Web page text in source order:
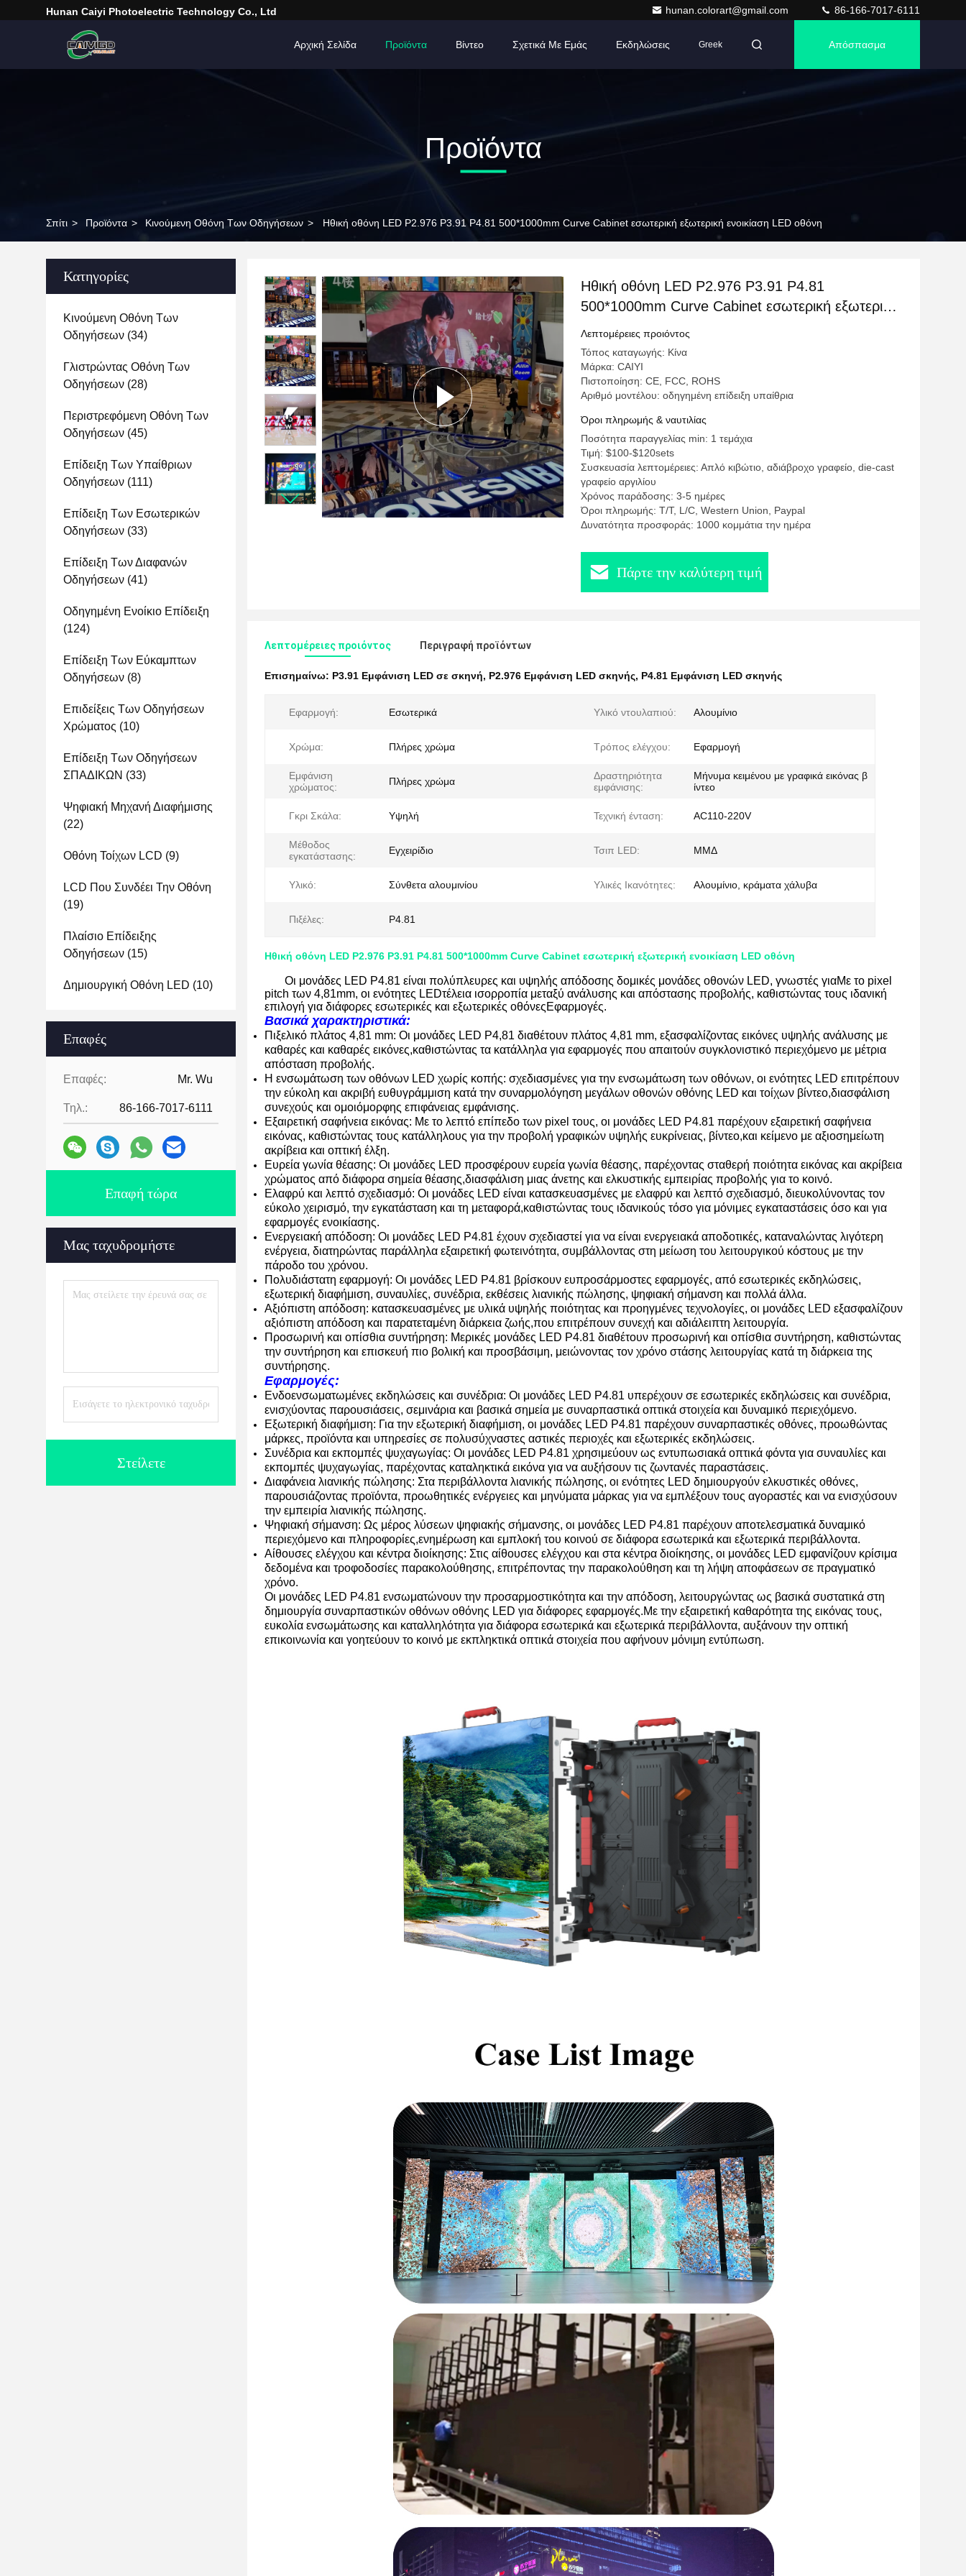
Hunan Caiyi Photoelectric Technology Co., Ltd hunan.colorart@gmail.com 86-166-7017-6111
Αρχική Σελίδα Προϊόντα Βίντεο Σχετικά Με Εμάς Εκδηλώσεις Greek Απόσπασμα
Προϊόντα
Σπίτι > Προϊόντα > Κινούμενη Οθόνη Των Οδηγήσεων > Ηθική οθόνη LED P2.976 P3.91 P4.81 500*1000mm Curve Cabinet εσωτερική εξωτερική ενοικίαση LED οθόνη
Κατηγορίες
Κινούμενη Οθόνη Των
Οδηγήσεων (34)
Γλιστρώντας Οθόνη Των
Οδηγήσεων (28)
Περιστρεφόμενη Οθόνη Των
Οδηγήσεων (45)
Επίδειξη Των Υπαίθριων
Οδηγήσεων (111)
Επίδειξη Των Εσωτερικών
Οδηγήσεων (33)
Επίδειξη Των Διαφανών
Οδηγήσεων (41)
Οδηγημένη Ενοίκιο Επίδειξη
(124)
Επίδειξη Των Εύκαμπτων
Οδηγήσεων (8)
Επιδείξεις Των Οδηγήσεων
Χρώματος (10)
Επίδειξη Των Οδηγήσεων
ΣΠΑΔΙΚΩΝ (33)
Ψηφιακή Μηχανή Διαφήμισης
(22)
Οθόνη Τοίχων LCD (9)
LCD Που Συνδέει Την Οθόνη
(19)
Πλαίσιο Επίδειξης
Οδηγήσεων (15)
Δημιουργική Οθόνη LED (10)
Επαφές
Επαφές: Mr. Wu
Τηλ.: 86-166-7017-6111
Επαφή τώρα
Μας ταχυδρομήστε
Στείλετε
Ηθική οθόνη LED P2.976 P3.91 P4.81
500*1000mm Curve Cabinet εσωτερική εξωτερική
ενοικίαση LED οθόνη
Λεπτομέρειες προιόντος
Τόπος καταγωγής: Κίνα
Μάρκα: CAIYI
Πιστοποίηση: CE, FCC, ROHS
Αριθμό μοντέλου: οδηγημένη επίδειξη υπαίθρια
Όροι πληρωμής & ναυτιλίας
Ποσότητα παραγγελίας min: 1 τεμάχια
Τιμή: $100-$120sets
Συσκευασία λεπτομέρειες: Απλό κιβώτιο, αδιάβροχο γραφείο, die-cast
γραφείο αργιλίου
Χρόνος παράδοσης: 3-5 ημέρες
Όροι πληρωμής: T/T, L/C, Western Union, Paypal
Δυνατότητα προσφοράς: 1000 κομμάτια την ημέρα
Πάρτε την καλύτερη τιμή
Λεπτομέρειες προιόντος Περιγραφή προϊόντων
Επισημαίνω: P3.91 Εμφάνιση LED σε σκηνή, P2.976 Εμφάνιση LED σκηνής, P4.81 Εμφάνιση LED σκηνής
Εφαρμογή: Εσωτερικά Υλικό ντουλαπιού: Αλουμίνιο
Χρώμα: Πλήρες χρώμα Τρόπος ελέγχου: Εφαρμογή
Εμφάνιση
χρώματος:
Πλήρες χρώμα
Δραστηριότητα
εμφάνισης:
Μήνυμα κειμένου με γραφικά εικόνας β
ίντεο
Γκρι Σκάλα: Υψηλή Τεχνική ένταση: AC110-220V
Μέθοδος
εγκατάστασης:
Εγχειρίδιο Τσιπ LED: ΜΜΔ
Υλικό: Σύνθετα αλουμινίου Υλικές Ικανότητες: Αλουμίνιο, κράματα χάλυβα
Πιξέλες: P4.81
Ηθική οθόνη LED P2.976 P3.91 P4.81 500*1000mm Curve Cabinet εσωτερική εξωτερική ενοικίαση LED οθόνη
Οι μονάδες LED P4.81 είναι πολύπλευρες και υψηλής απόδοσης δομικές μονάδες οθονών LED, γνωστές γιαΜε το pixel
pitch των 4,81mm, οι ενότητες LEDτέλεια ισορροπία μεταξύ ανάλυσης και απόστασης προβολής, καθιστώντας τους ιδανική
επιλογή για διάφορες εσωτερικές και εξωτερικές οθόνεςΕφαρμογές.
Βασικά χαρακτηριστικά:
Πιξελικό πλάτος 4,81 mm: Οι μονάδες LED P4,81 διαθέτουν πλάτος 4,81 mm, εξασφαλίζοντας εικόνες υψηλής ανάλυσης με
καθαρές και καθαρές εικόνες,καθιστώντας τα κατάλληλα για εφαρμογές που απαιτούν συγκλονιστικό περιεχόμενο με μέτρια
απόσταση προβολής.
Η ενσωμάτωση των οθόνων LED χωρίς κοπής: σχεδιασμένες για την ενσωμάτωση των οθόνων, οι ενότητες LED επιτρέπουν
την εύκολη και ακριβή ευθυγράμμιση κατά την συναρμολόγηση μεγάλων οθονών οθόνης LED και τοίχων βίντεο,διασφάλιση
συνεχούς και ομοιόμορφης επιφάνειας εμφάνισης.
Εξαιρετική σαφήνεια εικόνας: Με το λεπτό επίπεδο των pixel τους, οι μονάδες LED P4.81 παρέχουν εξαιρετική σαφήνεια
εικόνας, καθιστώντας τους κατάλληλους για την προβολή γραφικών υψηλής ευκρίνειας, βίντεο,και κείμενο με αξιοσημείωτη
ακρίβεια και οπτική έλξη.
Ευρεία γωνία θέασης: Οι μονάδες LED προσφέρουν ευρεία γωνία θέασης, παρέχοντας σταθερή ποιότητα εικόνας και ακρίβεια
χρώματος από διάφορα σημεία θέασης,διασφάλιση μιας άνετης και ελκυστικής εμπειρίας προβολής για το κοινό.
Ελαφρύ και λεπτό σχεδιασμό: Οι μονάδες LED είναι κατασκευασμένες με ελαφρύ και λεπτό σχεδιασμό, διευκολύνοντας τον
εύκολο χειρισμό, την εγκατάσταση και τη μεταφορά,καθιστώντας τους ιδανικούς τόσο για μόνιμες εγκαταστάσεις όσο και για
εφαρμογές ενοικίασης.
Ενεργειακή απόδοση: Οι μονάδες LED P4.81 έχουν σχεδιαστεί για να είναι ενεργειακά αποδοτικές, καταναλώντας λιγότερη
ενέργεια, διατηρώντας παράλληλα εξαιρετική φωτεινότητα, συμβάλλοντας στη μείωση του λειτουργικού κόστους με την
πάροδο του χρόνου.
Πολυδιάστατη εφαρμογή: Οι μονάδες LED P4.81 βρίσκουν ευπροσάρμοστες εφαρμογές, από εσωτερικές εκδηλώσεις,
εξωτερική διαφήμιση, συναυλίες, συνέδρια, εκθέσεις λιανικής πώλησης, ψηφιακή σήμανση και πολλά άλλα.
Αξιόπιστη απόδοση: κατασκευασμένες με υλικά υψηλής ποιότητας και προηγμένες τεχνολογίες, οι μονάδες LED εξασφαλίζουν
αξιόπιστη απόδοση και παρατεταμένη διάρκεια ζωής,που επιτρέπουν συνεχή και αδιάλειπτη λειτουργία.
Προσωρινή και οπίσθια συντήρηση: Μερικές μονάδες LED P4.81 διαθέτουν προσωρινή και οπίσθια συντήρηση, καθιστώντας
την συντήρηση και επισκευή πιο βολική και προσβάσιμη, μειώνοντας τον χρόνο στάσης λειτουργίας κατά τη διάρκεια της
συντήρησης.
Εφαρμογές:
Ενδοενσωματωμένες εκδηλώσεις και συνέδρια: Οι μονάδες LED P4.81 υπερέχουν σε εσωτερικές εκδηλώσεις και συνέδρια,
ενισχύοντας παρουσιάσεις, σεμινάρια και βασικά σημεία με συναρπαστικά οπτικά στοιχεία και δυναμικό περιεχόμενο.
Εξωτερική διαφήμιση: Για την εξωτερική διαφήμιση, οι μονάδες LED P4.81 παρέχουν συναρπαστικές οθόνες, προωθώντας
μάρκες, προϊόντα και υπηρεσίες σε πολυσύχναστες αστικές περιοχές και εξωτερικές εκδηλώσεις.
Συνέδρια και εκπομπές ψυχαγωγίας: Οι μονάδες LED P4.81 χρησιμεύουν ως εντυπωσιακά οπτικά φόντα για συναυλίες και
εκπομπές ψυχαγωγίας, παρέχοντας καταληκτικά εικόνα για να αυξήσουν τις ζωντανές παραστάσεις.
Διαφάνεια λιανικής πώλησης: Στα περιβάλλοντα λιανικής πώλησης, οι ενότητες LED δημιουργούν ελκυστικές οθόνες,
παρουσιάζοντας προϊόντα, προωθητικές ενέργειες και μηνύματα μάρκας για να εμπλέξουν τους αγοραστές και να ενισχύσουν
την εμπειρία λιανικής πώλησης.
Ψηφιακή σήμανση: Ως μέρος λύσεων ψηφιακής σήμανσης, οι μονάδες LED P4.81 παρέχουν αποτελεσματικά δυναμικό
περιεχόμενο και πληροφορίες,ενημέρωση και εμπλοκή του κοινού σε διάφορα εσωτερικά και εξωτερικά περιβάλλοντα.
Αίθουσες ελέγχου και κέντρα διοίκησης: Στις αίθουσες ελέγχου και στα κέντρα διοίκησης, οι μονάδες LED εμφανίζουν κρίσιμα
δεδομένα και τροφοδοσίες παρακολούθησης, επιτρέποντας την παρακολούθηση και τη λήψη αποφάσεων σε πραγματικό
χρόνο.
Οι μονάδες LED P4.81 ενσωματώνουν την προσαρμοστικότητα και την απόδοση, λειτουργώντας ως βασικά συστατικά στη
δημιουργία συναρπαστικών οθόνων οθόνης LED για διάφορες εφαρμογές.Με την εξαιρετική καθαρότητα της εικόνας τους,
ευκολία ενσωμάτωσης και καταλληλότητα για διάφορα εσωτερικά και εξωτερικά περιβάλλοντα, αυξάνουν την οπτική
επικοινωνία και γοητεύουν το κοινό με εκπληκτικά οπτικά στοιχεία που αφήνουν μόνιμη εντύπωση.